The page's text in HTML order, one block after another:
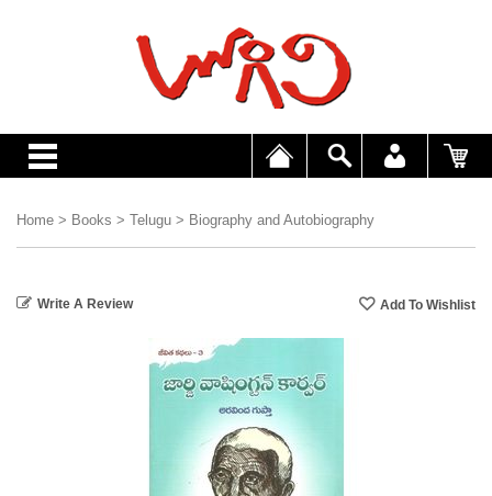
Home > Books > Telugu > Biography and Autobiography
Write A Review